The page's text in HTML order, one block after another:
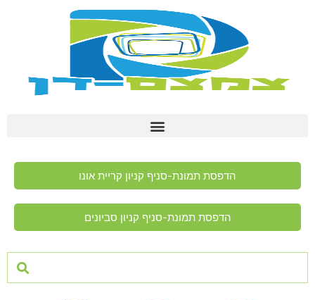
הדפסת תמונת-סניף קניון קריית אונו
הדפסת תמונת-סניף קניון סביונים